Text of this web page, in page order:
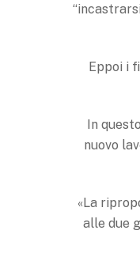
Eppoi i
In
nuovo
«La
alle due